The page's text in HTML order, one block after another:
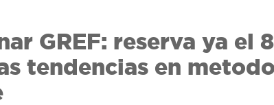
GREF: reserva ya el
tendencias en